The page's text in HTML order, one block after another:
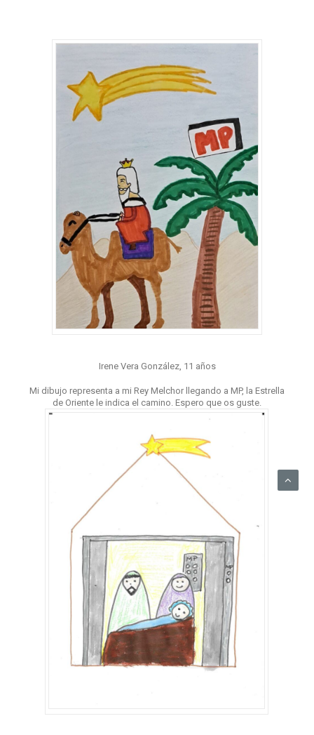
Irene Vera González, 11 años
Mi dibujo representa a mi Rey Melchor llegando a MP, la Estrella
de Oriente le indica el camino. Espero que os guste.